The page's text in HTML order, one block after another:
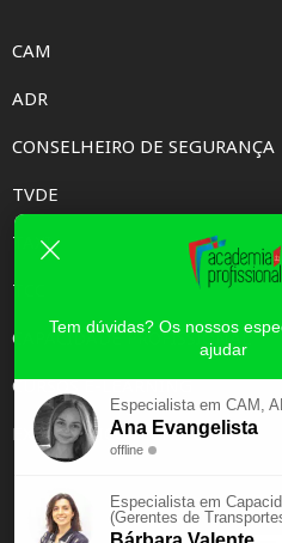
CAM
ADR
CONSELHEIRO DE SEGURANÇA
TVDE
TAXI
TCC
CAPACIDADE PROFISSIONAL
CURSOS E-LEARNING
EXAME PSICOTÉCNICO
Tem dúvidas? Os nossos
ajudar
Especialista em CAM,
Ana Evangelista
offline
Especialista em
(Gerentes de